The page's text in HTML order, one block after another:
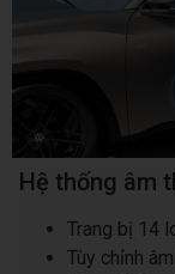
Hệ thống âm
Trang bị 14
Tùy chỉnh